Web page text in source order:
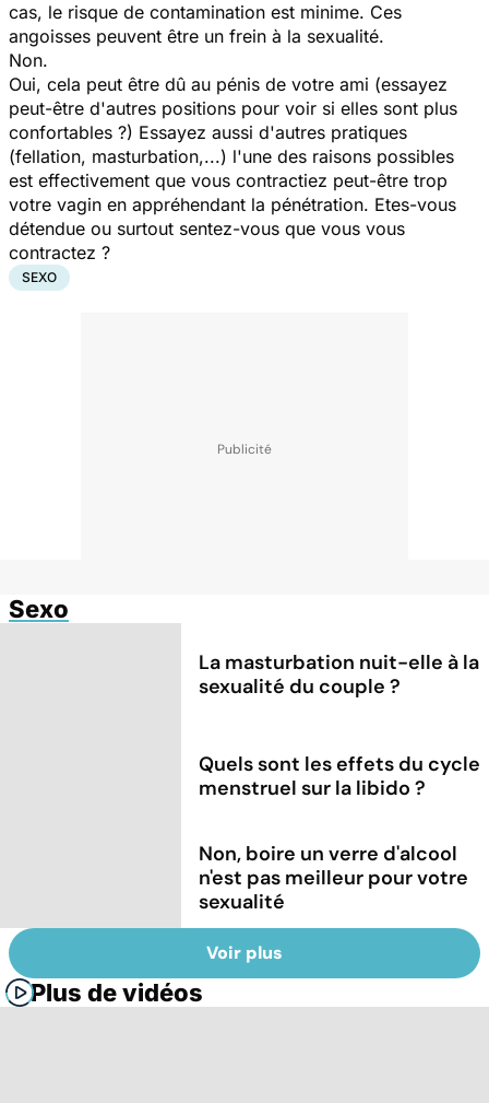
cas, le risque de contamination est minime. Ces
angoisses peuvent être un frein à la sexualité.
Non.
Oui, cela peut être dû au pénis de votre ami (essayez
peut-être d'autres positions pour voir si elles sont plus
confortables ?) Essayez aussi d'autres pratiques
(fellation, masturbation,...) l'une des raisons possibles
est effectivement que vous contractiez peut-être trop
votre vagin en appréhendant la pénétration. Etes-vous
détendue ou surtout sentez-vous que vous vous
contractez ?
SEXO
Sexo
La masturbation nuit-elle à la
sexualité du couple ?
Quels sont les effets du cycle
menstruel sur la libido ?
Non, boire un verre d'alcool
n'est pas meilleur pour votre
sexualité
Voir plus
Plus de vidéos